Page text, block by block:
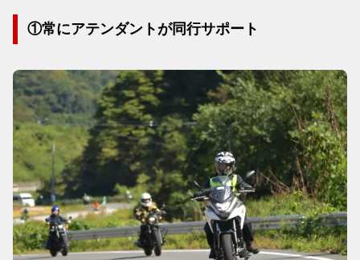
①常にアテンダントが同行サポート